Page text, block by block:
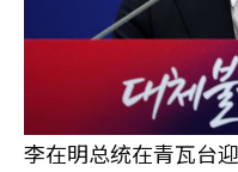
李在明总统在青瓦台